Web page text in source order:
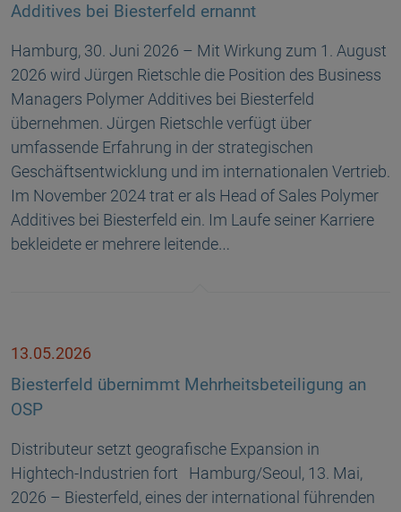
Additives bei Biesterfeld ernannt
Hamburg, 30. Juni 2026 – Mit Wirkung zum 1. August
2026 wird Jürgen Rietschle die Position des Business
Managers Polymer Additives bei Biesterfeld
übernehmen. Jürgen Rietschle verfügt über
umfassende Erfahrung in der strategischen
Geschäftsentwicklung und im internationalen Vertrieb.
Im November 2024 trat er als Head of Sales Polymer
Additives bei Biesterfeld ein. Im Laufe seiner Karriere
bekleidete er mehrere leitende…
13.05.2026
Biesterfeld übernimmt Mehrheitsbeteiligung an
OSP
Distributeur setzt geografische Expansion in
Hightech-Industrien fort Hamburg/Seoul, 13. Mai,
2026 – Biesterfeld, eines der international führenden